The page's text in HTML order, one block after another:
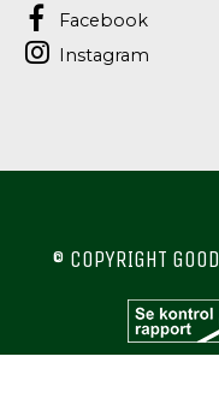
Facebook
Instagram
© COPYRIGHT